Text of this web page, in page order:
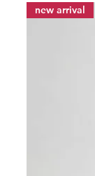
new arrival